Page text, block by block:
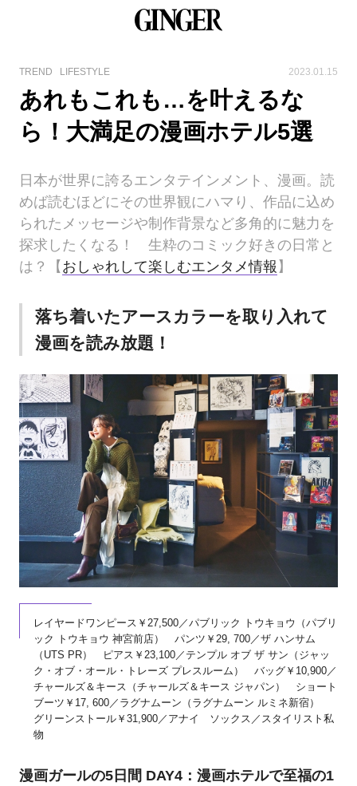
TREND LIFESTYLE 2023.01.15
あれもこれも…を叶えるな
ら！大満足の漫画ホテル5選
日本が世界に誇るエンタテインメント、漫画。読
めば読むほどにその世界観にハマり、作品に込め
られたメッセージや制作背景など多角的に魅力を
探求したくなる！ 生粋のコミック好きの日常と
は？【 おしゃれして楽しむエンタメ情報 】
落ち着いたアースカラーを取り入れて
漫画を読み放題！
レイヤードワンピース￥27,500／パブリック トウキョウ（パブリ
ック トウキョウ 神宮前店） パンツ￥29, 700／ザ ハンサム
（UTS PR） ピアス￥23,100／テンプル オブ ザ サン（ジャッ
ク・オブ・オール・トレーズ プレスルーム） バッグ￥10,900／
チャールズ＆キース（チャールズ＆キース ジャパン） ショート
ブーツ￥17, 600／ラグナムーン（ラグナムーン ルミネ新宿）
グリーンストール￥31,900／アナイ ソックス／スタイリスト私
物
漫画ガールの5日間 DAY4：漫画ホテルで至福の1